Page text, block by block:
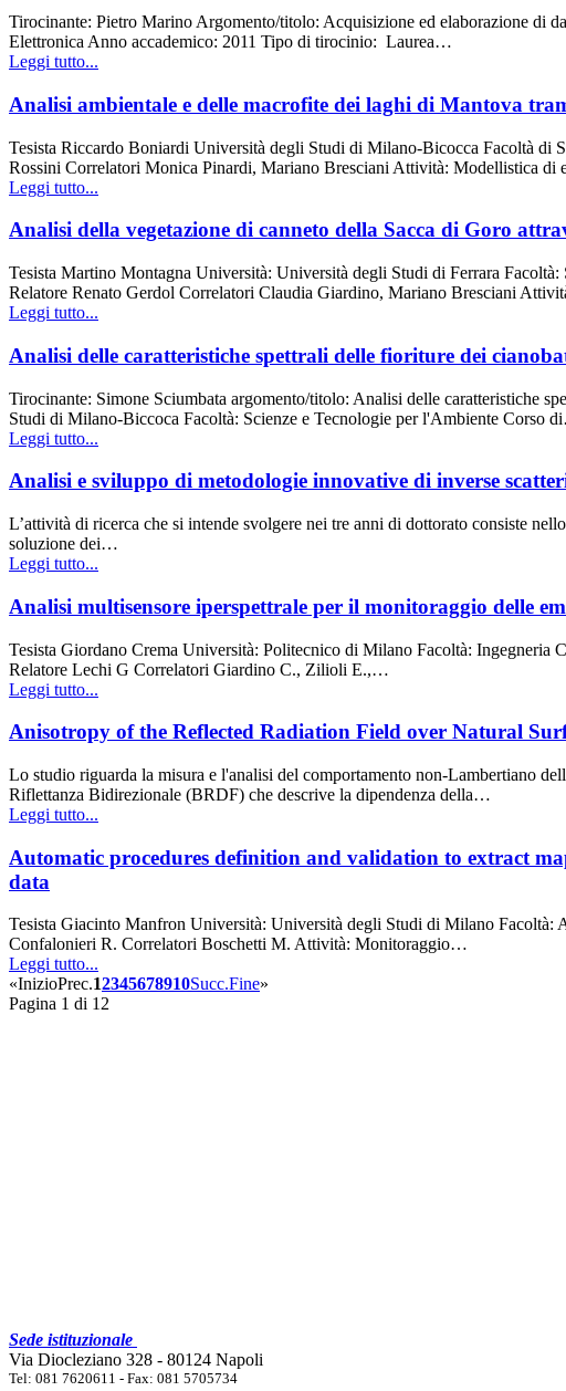
Tirocinante: Pietro Marino Argomento/titolo: Acquisizione ed elaborazione di
Elettronica Anno accademico: 2011 Tipo di tirocinio: Laurea…
Leggi tutto...
Analisi ambientale e delle macrofite dei laghi di Mantova
Tesista Riccardo Boniardi Università degli Studi di Milano-Bicocca Facoltà
Rossini Correlatori Monica Pinardi, Mariano Bresciani Attività: Modellistica di
Leggi tutto...
Analisi della vegetazione di canneto della Sacca di Goro
Tesista Martino Montagna Università: Università degli Studi di Ferrara
Relatore Renato Gerdol Correlatori Claudia Giardino, Mariano Bresciani
Leggi tutto...
Analisi delle caratteristiche spettrali delle fioriture dei
Tirocinante: Simone Sciumbata argomento/titolo: Analisi delle caratteristiche
Studi di Milano-Biccoca Facoltà: Scienze e Tecnologie per l'Ambiente Corso
Leggi tutto...
Analisi e sviluppo di metodologie innovative di inverse
L’attività di ricerca che si intende svolgere nei tre anni di dottorato consiste
soluzione dei…
Leggi tutto...
Analisi multisensore iperspettrale per il monitoraggio delle
Tesista Giordano Crema Università: Politecnico di Milano Facoltà:
Relatore Lechi G Correlatori Giardino C., Zilioli E.,…
Leggi tutto...
Anisotropy of the Reflected Radiation Field over Natural
Lo studio riguarda la misura e l'analisi del comportamento non-Lambertiano
Riflettanza Bidirezionale (BRDF) che descrive la dipendenza della…
Leggi tutto...
Automatic procedures definition and validation to extract
data
Tesista Giacinto Manfron Università: Università degli Studi di Milano
Confalonieri R. Correlatori Boschetti M. Attività: Monitoraggio…
Leggi tutto...
«InizioPrec.12345678910Succ.Fine»
Pagina 1 di 12
Sede istituzionale
Via Diocleziano 328 - 80124 Napoli
Tel: 081 7620611 - Fax: 081 5705734